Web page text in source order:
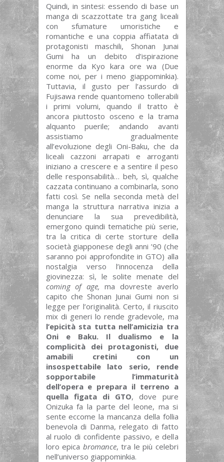
Quindi, in sintesi: essendo di base un
manga di scazzottate tra gang liceali
con sfumature umoristiche e
romantiche e una coppia affiatata di
protagonisti maschili, Shonan Junai
Gumi ha un debito d’ispirazione
enorme da Kyo kara ore wa (Due
come noi, per i meno giappominkia).
Tuttavia, il gusto per l’assurdo di
Fujisawa rende quantomeno tollerabili
i primi volumi, quando il tratto è
ancora piuttosto osceno e la trama
alquanto puerile; andando avanti
assistiamo gradualmente
all’evoluzione degli Oni-Baku, che da
liceali cazzoni arrapati e arroganti
iniziano a crescere e a sentire il peso
delle responsabilità… beh, sì, qualche
cazzata continuano a combinarla, sono
fatti così. Se nella seconda metà del
manga la struttura narrativa inizia a
denunciare la sua prevedibilità,
emergono quindi tematiche più serie,
tra la critica di certe storture della
società giapponese degli anni ’90 (che
saranno poi approfondite in GTO) alla
nostalgia verso l’innocenza della
giovinezza: sì, le solite menate del
coming of age,ma dovreste averlo
capito che Shonan Junai Gumi non si
legge per l’originalità. Certo, il riuscito
mix di generi lo rende gradevole, ma
l’epicità sta tutta nell’amicizia tra
Oni e Baku. Il dualismo e la
complicità dei protagonisti, due
amabili cretini con un
insospettabile lato serio, rende
sopportabile l’immaturità
dell’opera e prepara il terreno a
quella figata di GTO, dove pure
Onizuka fa la parte del leone, ma si
sente eccome la mancanza della follia
benevola di Danma, relegato di fatto
al ruolo di confidente passivo, e della
loro epica bromance, tra le più celebri
nell’universo giappominkia.